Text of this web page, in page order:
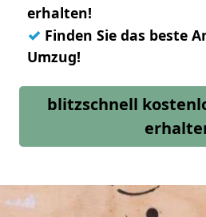
erhalten!
✓ Finden Sie das beste
Umzug!
blitzschnell